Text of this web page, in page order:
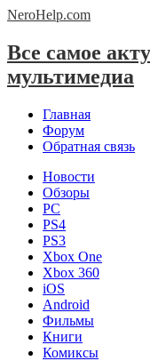
NeroHelp.com
Все самое
мультимедиа
Главная
Форум
Обратная связь
Новости
Обзоры
PC
PS4
PS3
Xbox One
Xbox 360
iOS
Android
Фильмы
Книги
Комиксы